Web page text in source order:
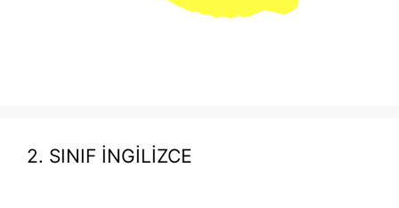
2. SINIF İNGİLİZCE